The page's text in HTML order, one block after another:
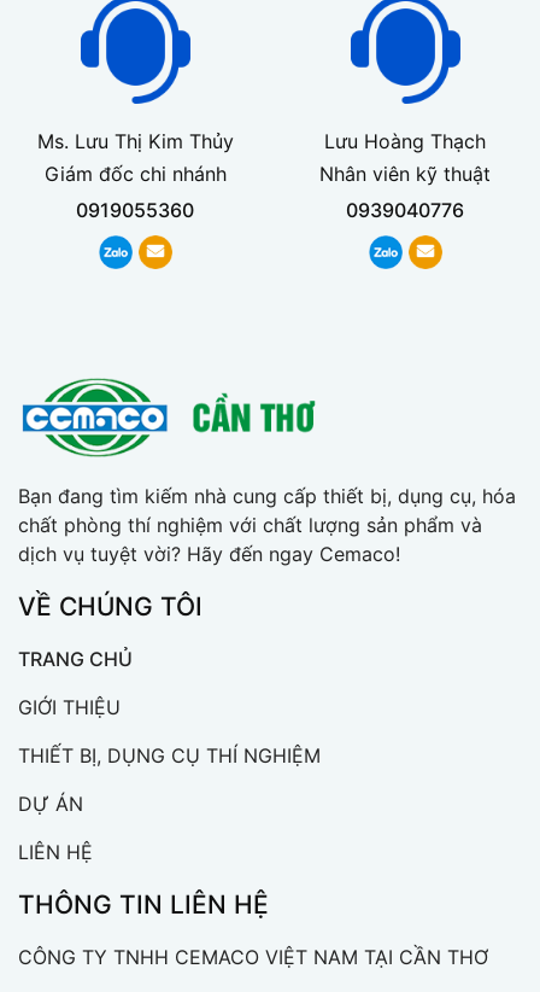
Ms. Lưu Thị Kim Thủy
Giám đốc chi nhánh
0919055360
Lưu Hoàng Thạch
Nhân viên kỹ thuật
0939040776
Bạn đang tìm kiếm nhà cung cấp thiết bị, dụng cụ, hóa
chất phòng thí nghiệm với chất lượng sản phẩm và
dịch vụ tuyệt vời? Hãy đến ngay Cemaco!
VỀ CHÚNG TÔI
TRANG CHỦ
GIỚI THIỆU
THIẾT BỊ, DỤNG CỤ THÍ NGHIỆM
DỰ ÁN
LIÊN HỆ
THÔNG TIN LIÊN HỆ
CÔNG TY TNHH CEMACO VIỆT NAM TẠI CẦN THƠ